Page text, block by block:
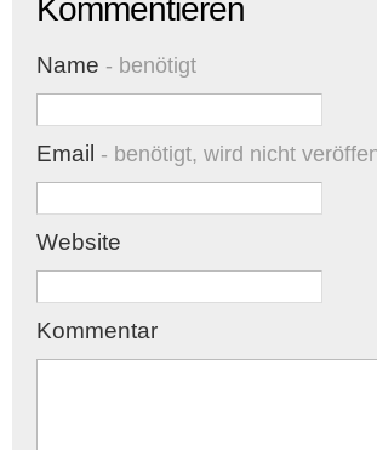
Kommentieren
Name - benötigt
Email - benötigt, wird nicht
Website
Kommentar